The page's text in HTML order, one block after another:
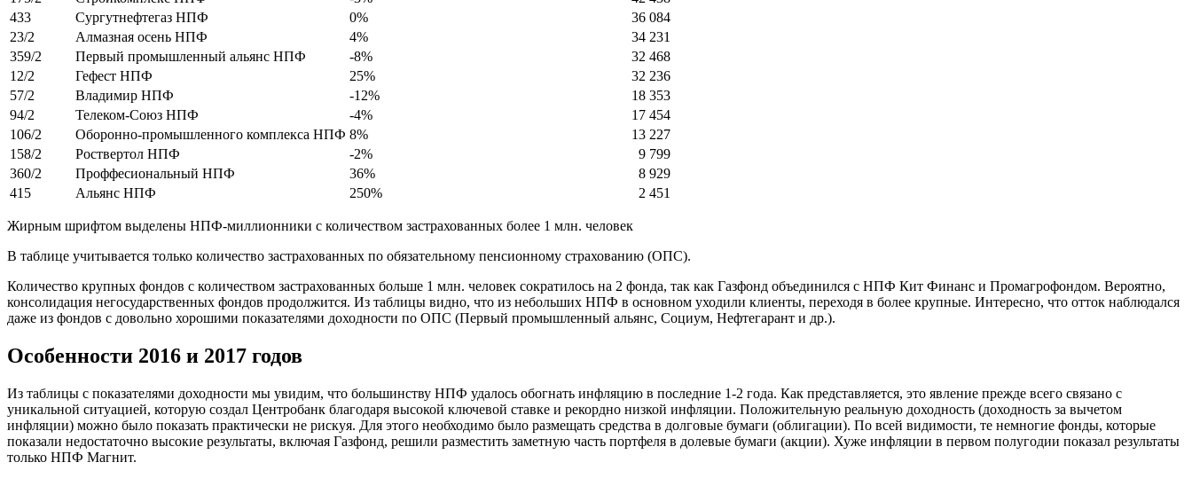
433
Сургутнефтегаз НПФ 0%
36 084
23/2
Алмазная осень НПФ 4%
34 231
359/2
Первый промышленный альянс НПФ -8%
32 468
12/2
Гефест НПФ 25%
32 236
57/2
Владимир НПФ -12%
18 353
94/2
Телеком-Союз НПФ -4%
17 454
106/2
Оборонно-промышленного комплекса НПФ 8%
13 227
158/2
Роствертол НПФ -2%
9 799
360/2
Проффесиональный НПФ 36%
8 929
415
Альянс НПФ 250% 2 451
Жирным шрифтом выделены НПФ-миллионники с количеством застрахованных более 1 млн. человек
В таблице учитывается только количество застрахованных по обязательному пенсионному страхованию (ОПС).
Количество крупных фондов с количеством застрахованных больше 1 млн. человек сократилось на 2 фонда, так как Газфонд объединился с НПФ Кит Финанс и Промагрофондом. Вероятно,
консолидация негосударственных фондов продолжится. Из таблицы видно, что из небольших НПФ в основном уходили клиенты, переходя в более крупные. Интересно, что отток наблюдался
даже из фондов с довольно хорошими показателями доходности по ОПС (Первый промышленный альянс, Социум, Нефтегарант и др.).
Особенности 2016 и 2017 годов
Из таблицы с показателями доходности мы увидим, что большинству НПФ удалось обогнать инфляцию в последние 1-2 года. Как представляется, это явление прежде всего связано с
уникальной ситуацией, которую создал Центробанк благодаря высокой ключевой ставке и рекордно низкой инфляции. Положительную реальную доходность (доходность за вычетом
инфляции) можно было показать практически не рискуя. Для этого необходимо было размещать средства в долговые бумаги (облигации). По всей видимости, те немногие фонды, которые
показали недостаточно высокие результаты, включая Газфонд, решили разместить заметную часть портфеля в долевые бумаги (акции). Хуже инфляции в первом полугодии показал результаты
только НПФ Магнит.